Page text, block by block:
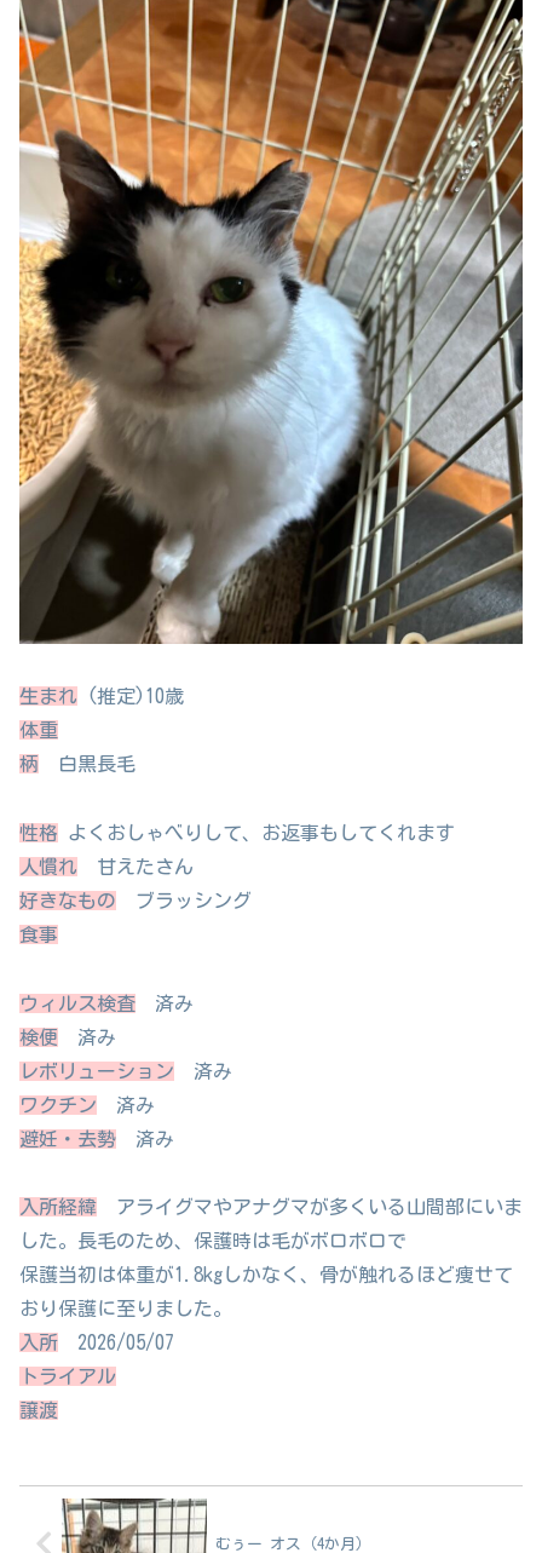
生まれ (推定)10歳
体重
柄 白黒長毛
性格 よくおしゃべりして、お返事もしてくれます
人慣れ 甘えたさん
好きなもの ブラッシング
食事
ウィルス検査 済み
検便 済み
レボリューション 済み
ワクチン 済み
避妊・去勢 済み
入所経緯 アライグマやアナグマが多くいる山間部にいま
した。長毛のため、保護時は毛がボロボロで
保護当初は体重が1.8kgしかなく、骨が触れるほど痩せて
おり保護に至りました。
入所 2026/05/07
トライアル
譲渡
むぅー オス（4か月）